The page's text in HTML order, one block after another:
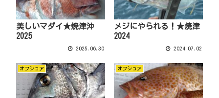
美しいマダイ★焼津沖
2025
2025.06.30
メジにやられる！★焼津
2024
2024.07.02
オフショア オフショア